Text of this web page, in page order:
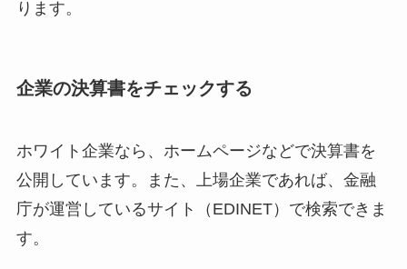
ります。
企業の決算書をチェックする
ホワイト企業なら、ホームページなどで決算書を
公開しています。また、上場企業であれば、金融
庁が運営しているサイト（EDINET）で検索できま
す。